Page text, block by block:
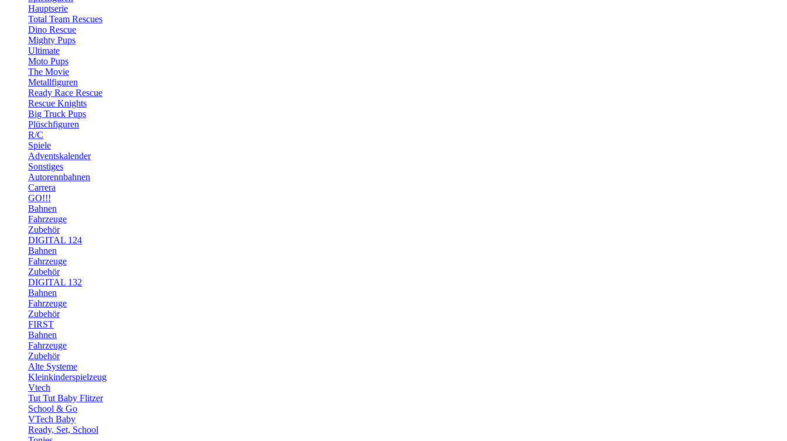
Hauptserie
Total Team Rescues
Dino Rescue
Mighty Pups
Ultimate
Moto Pups
The Movie
Metallfiguren
Ready Race Rescue
Rescue Knights
Big Truck Pups
Plüschfiguren
R/C
Spiele
Adventskalender
Sonstiges
Autorennbahnen
Carrera
GO!!!
Bahnen
Fahrzeuge
Zubehör
DIGITAL 124
Bahnen
Fahrzeuge
Zubehör
DIGITAL 132
Bahnen
Fahrzeuge
Zubehör
FIRST
Bahnen
Fahrzeuge
Zubehör
Alte Systeme
Kleinkinderspielzeug
Vtech
Tut Tut Baby Flitzer
School & Go
VTech Baby
Ready, Set, School